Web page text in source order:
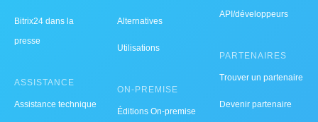
Bitrix24 dans la
presse
ASSISTANCE
Assistance technique
Alternatives
Utilisations
ON-PREMISE
Éditions On-premise
API/développeurs
PARTENAIRES
Trouver un partenaire
Devenir partenaire